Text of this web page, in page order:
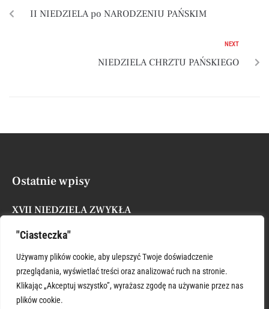
"Ciasteczka"
Używamy plików cookie, aby ulepszyć Twoje doświadczenie
przeglądania, wyświetlać treści oraz analizować ruch na stronie.
Klikając „Akceptuj wszystko”, wyrażasz zgodę na używanie przez nas
plików cookie.
II NIEDZIELA po NARODZENIU PAŃSKIM
NEXT
NIEDZIELA CHRZTU PAŃSKIEGO
Ostatnie wpisy
XVII NIEDZIELA ZWYKŁA
ŚWIĘTY KRZYSZTOFIE WSPIERAJ
Posted byAdministrator 26 lipca, 2026
XVI NIEDZIELA ZWYKŁA